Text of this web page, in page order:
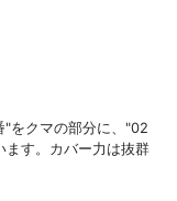
"をクマの部分に、"02
ます。カバー力は抜群